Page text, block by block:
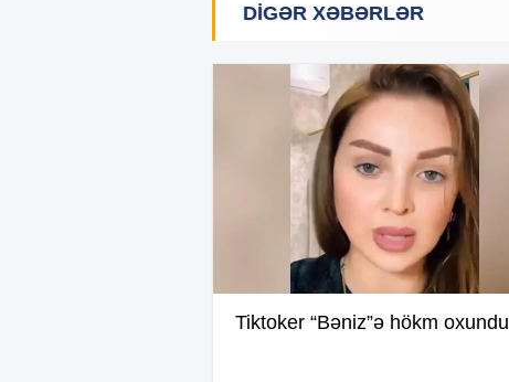
DIGƏR XƏBƏRLƏR
Tiktoker “Bəniz”ə hökm oxundu